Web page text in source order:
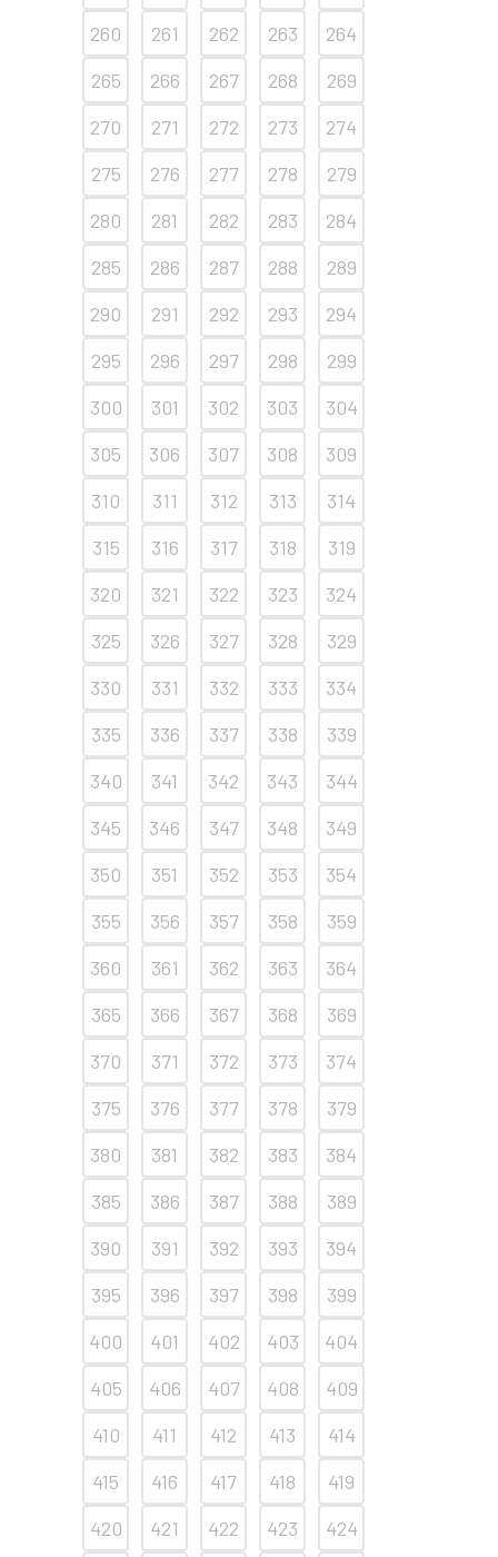
260
261 262 263
264
265
266 267 268
269
270
271 272 273
274
275
276 277 278
279
280
281 282 283
284
285
286 287 288
289
290
291 292 293
294
295
296 297 298
299
300
301 302 303
304
305
306 307 308
309
310
311 312 313
314
315
316 317 318
319
320
321 322 323
324
325
326 327 328
329
330
331 332 333
334
335
336 337 338
339
340
341 342 343
344
345
346 347 348
349
350
351 352 353
354
355
356 357 358
359
360
361 362 363
364
365
366 367 368
369
370
371 372 373
374
375
376 377 378
379
380
381 382 383
384
385
386 387 388
389
390
391 392 393
394
395
396 397 398
399
400
401 402 403
404
405
406 407 408
409
410
411 412 413
414
415
416 417 418
419
420
421 422 423 424